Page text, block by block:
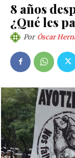
8 años
¿Qué les
Por Óscar